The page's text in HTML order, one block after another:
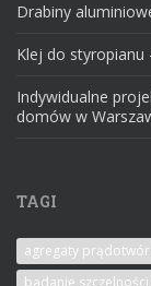
Drabiny
Klej do styropianu
Indywidualne
domów w
TAGI
agregaty